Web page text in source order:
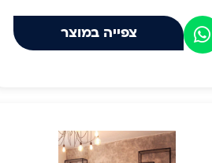
צפייה במוצר